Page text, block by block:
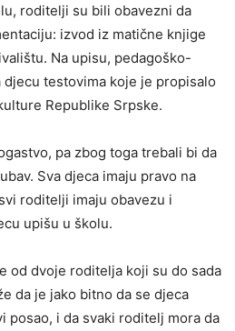
roditelji su bili obavezni da
izvod iz matične knjige
Na upisu, pedagoško-
testovima koje je propisalo
Republike Srpske.
pa zbog toga trebali bi da
Sva djeca imaju pravo na
roditelji imaju obavezu i
upišu u školu.
od dvoje roditelja koji su do sada
da je jako bitno da se djeca
posao, i da svaki roditelj mora da